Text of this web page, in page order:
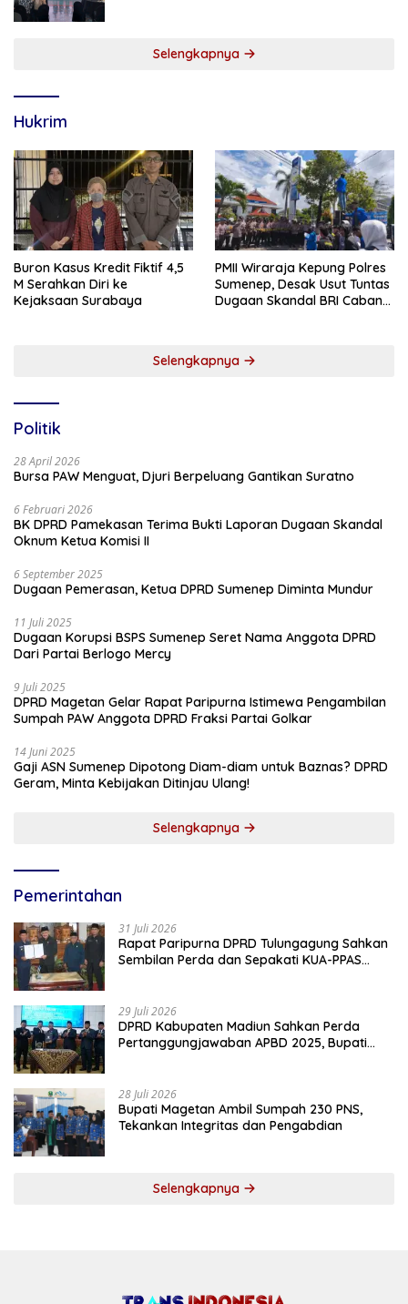
Selengkapnya
Hukrim
Buron Kasus Kredit Fiktif 4,5
M Serahkan Diri ke
Kejaksaan Surabaya
PMII Wiraraja Kepung Polres
Sumenep, Desak Usut Tuntas
Dugaan Skandal BRI Cabang
Selengkapnya
Politik
28 April 2026
Bursa PAW Menguat, Djuri Berpeluang Gantikan Suratno
6 Februari 2026
BK DPRD Pamekasan Terima Bukti Laporan Dugaan Skandal
Oknum Ketua Komisi II
6 September 2025
Dugaan Pemerasan, Ketua DPRD Sumenep Diminta Mundur
11 Juli 2025
Dugaan Korupsi BSPS Sumenep Seret Nama Anggota DPRD
Dari Partai Berlogo Mercy
9 Juli 2025
DPRD Magetan Gelar Rapat Paripurna Istimewa Pengambilan
Sumpah PAW Anggota DPRD Fraksi Partai Golkar
14 Juni 2025
Gaji ASN Sumenep Dipotong Diam-diam untuk Baznas? DPRD
Geram, Minta Kebijakan Ditinjau Ulang!
Selengkapnya
Pemerintahan
31 Juli 2026
Rapat Paripurna DPRD Tulungagung Sahkan
Sembilan Perda dan Sepakati KUA-PPAS
29 Juli 2026
DPRD Kabupaten Madiun Sahkan Perda
Pertanggungjawaban APBD 2025, Bupati
28 Juli 2026
Bupati Magetan Ambil Sumpah 230 PNS,
Tekankan Integritas dan Pengabdian
Selengkapnya